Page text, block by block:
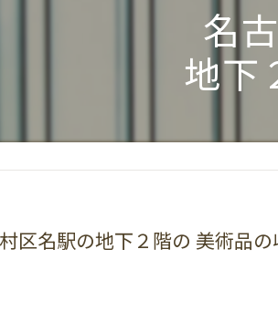
名
地下
区名駅の地下２階の 美術品